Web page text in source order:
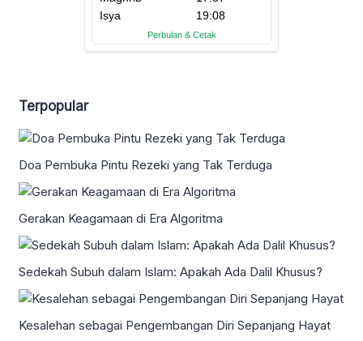
Terpopular
Doa Pembuka Pintu Rezeki yang Tak Terduga
Gerakan Keagamaan di Era Algoritma
Sedekah Subuh dalam Islam: Apakah Ada Dalil Khusus?
Kesalehan sebagai Pengembangan Diri Sepanjang Hayat